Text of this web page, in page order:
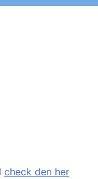
check den her